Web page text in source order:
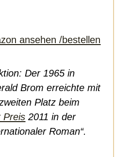
ansehen /bestellen
Der 1965 in
Brom erreichte mit
Platz beim
Preis 2011 in der
Roman“.